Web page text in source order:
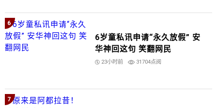
6
6岁童私讯申请“永久放假” 安
华神回这句 笑翻网民
23小时前 31704点阅
7